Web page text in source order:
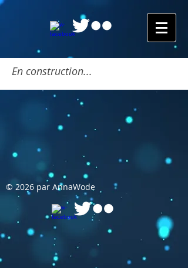
En construction...
© 2026 par AnnaWode